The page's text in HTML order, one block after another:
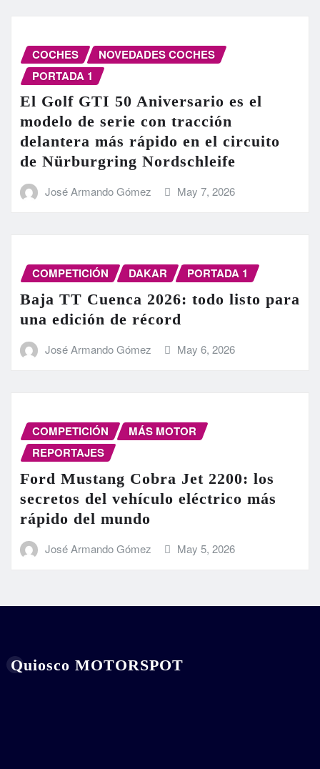
COCHES
NOVEDADES COCHES
PORTADA 1
El Golf GTI 50 Aniversario es el
modelo de serie con tracción
delantera más rápido en el circuito
de Nürburgring Nordschleife
José Armando Gómez May 7, 2026
COMPETICIÓN DAKAR PORTADA 1
Baja TT Cuenca 2026: todo listo para
una edición de récord
José Armando Gómez May 6, 2026
COMPETICIÓN
MÁS MOTOR
REPORTAJES
Ford Mustang Cobra Jet 2200: los
secretos del vehículo eléctrico más
rápido del mundo
José Armando Gómez May 5, 2026
Quiosco MOTORSPOT